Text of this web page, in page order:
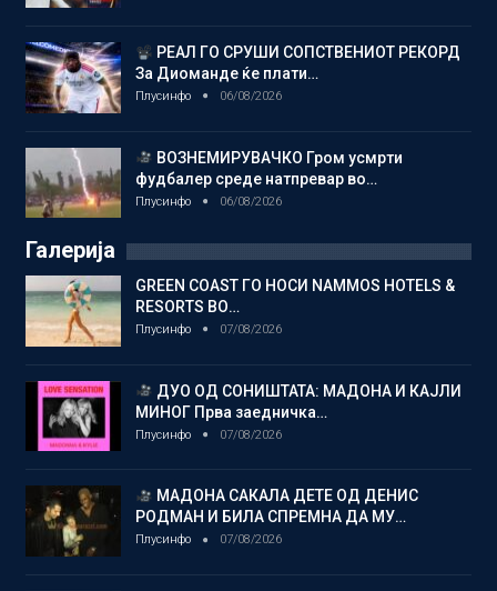
РЕАЛ ГО СРУШИ СОПСТВЕНИОТ РЕКОРД
За Диоманде ќе плати…
Плусинфо 06/08/2026
ВОЗНЕМИРУВАЧКО Гром усмрти
фудбалер среде натпревар во…
Плусинфо 06/08/2026
Галерија
GREEN COAST ГО НОСИ NAMMOS HOTELS &
RESORTS ВО…
Плусинфо 07/08/2026
ДУО ОД СОНИШТАТА: МАДОНА И КАЈЛИ
МИНОГ Прва заедничка…
Плусинфо 07/08/2026
МАДОНА САКАЛА ДЕТЕ ОД ДЕНИС
РОДМАН И БИЛА СПРЕМНА ДА МУ…
Плусинфо 07/08/2026